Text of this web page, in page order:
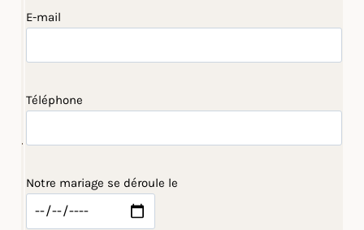
E-mail
Téléphone
Notre mariage se déroule le